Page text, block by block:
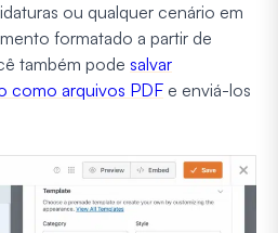
ou qualquer cenário em
formatado a partir de
também pode salvar
como arquivos PDF e enviá-los